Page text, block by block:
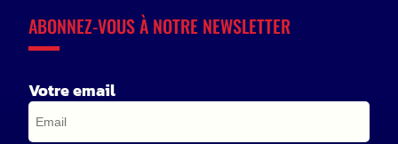
ABONNEZ-VOUS À NOTRE NEWSLETTER
Votre email